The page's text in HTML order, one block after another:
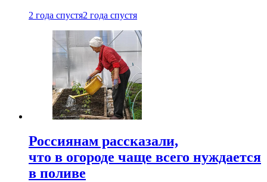
2 года спустя2 года спустя
Россиянам рассказали,
что в огороде чаще всего нуждается
в поливе